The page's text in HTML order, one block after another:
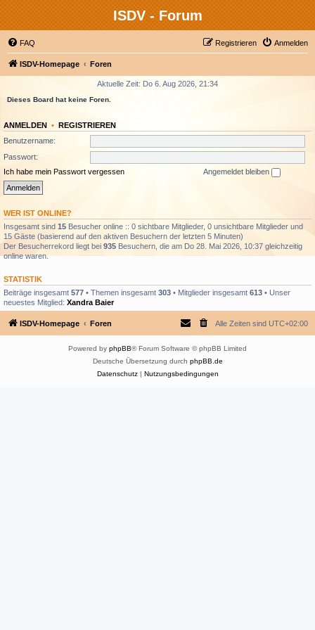
ISDV - Forum
FAQ Anmelden
Registrieren
ISDV-Homepage Foren
Aktuelle Zeit: Do 6. Aug 2026, 21:34
Dieses Board hat keine Foren.
ANMELDEN • REGISTRIEREN
Benutzername:
Passwort:
Ich habe mein Passwort vergessen
Angemeldet bleiben
WER IST ONLINE?
Insgesamt sind 15 Besucher online :: 0 sichtbare Mitglieder, 0 unsichtbare Mitglieder und
15 Gäste (basierend auf den aktiven Besuchern der letzten 5 Minuten)
Der Besucherrekord liegt bei 935 Besuchern, die am Do 28. Mai 2026, 10:37 gleichzeitig
online waren.
STATISTIK
Beiträge insgesamt 577 • Themen insgesamt 303 • Mitglieder insgesamt 613 • Unser
neuestes Mitglied: Xandra Baier
ISDV-Homepage Foren Alle Zeiten sind UTC+02:00
Powered by phpBB® Forum Software © phpBB Limited
Deutsche Übersetzung durch phpBB.de
Datenschutz| Nutzungsbedingungen